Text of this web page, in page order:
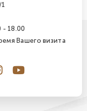
- 18.00
Вашего визита